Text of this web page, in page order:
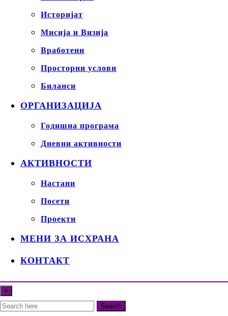
Историјат
Мисија и Визија
Вработени
Просторни услови
Биланси
ОРГАНИЗАЦИЈА
Годишна програма
Дневни активности
АКТИВНОСТИ
Настани
Посети
Проекти
МЕНИ ЗА ИСХРАНА
КОНТАКТ
×
Search